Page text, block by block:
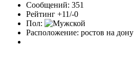
Сообщений: 351
Рейтинг +11/-0
Пол:
Расположение: ростов на дону